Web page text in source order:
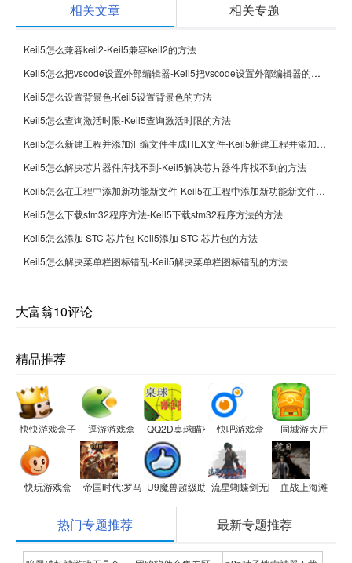
相关文章 相关专题
Keil5怎么兼容keil2-Keil5兼容keil2的方法
Keil5怎么把vscode设置外部编辑器-Keil5把vscode设置外部编辑器的方法
Keil5怎么设置背景色-Keil5设置背景色的方法
Keil5怎么查询激活时限-Keil5查询激活时限的方法
Keil5怎么新建工程并添加汇编文件生成HEX文件-Keil5新建工程并添加汇编文件生成HEX文件的方法
Keil5怎么解决芯片器件库找不到-Keil5解决芯片器件库找不到的方法
Keil5怎么在工程中添加新功能新文件-Keil5在工程中添加新功能新文件的方法
Keil5怎么下载stm32程序方法-Keil5下载stm32程序方法的方法
Keil5怎么添加 STC 芯片包-Keil5添加 STC 芯片包的方法
Keil5怎么解决菜单栏图标错乱-Keil5解决菜单栏图标错乱的方法
大富翁10评论
精品推荐
快快游戏盒子 逗游游戏盒 QQ2D桌球瞄准器快吧游戏盒 同城游大厅
快玩游戏盒 帝国时代:罗马复兴U9魔兽超级助手流星蝴蝶剑无限气修改器
血战上海滩
热门专题推荐 最新专题推荐